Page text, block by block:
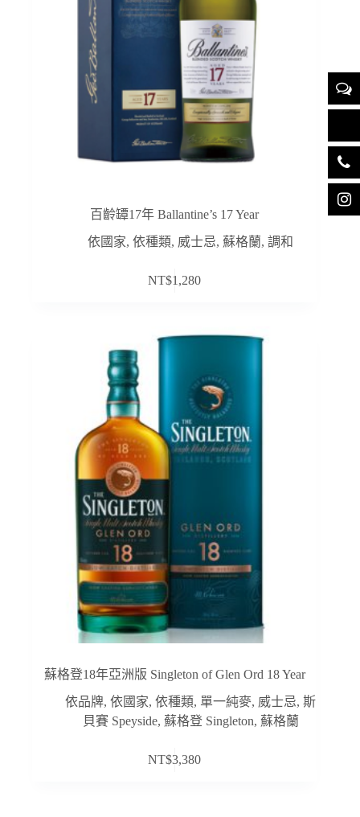
百齡罈17年 Ballantine’s 17 Year
依國家,依種類, 威士忌,蘇格蘭,調和
NT$1,280
蘇格登18年亞洲版 Singleton of Glen Ord 18 Year
依品牌,依國家,依種類, 單一純麥, 威士忌,斯
貝賽 Speyside, 蘇格登 Singleton, 蘇格蘭
NT$3,380